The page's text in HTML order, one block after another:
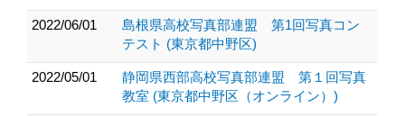
2022/06/01
島根県高校写真部連盟 第1回写真コン
テスト (東京都中野区)
2022/05/01
静岡県西部高校写真部連盟 第１回写真
教室 (東京都中野区（オンライン）)